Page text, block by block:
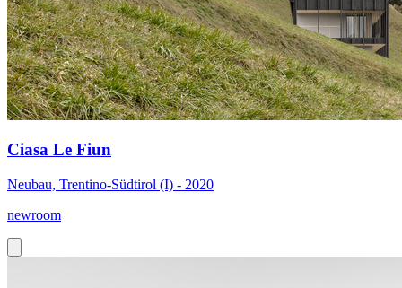
Ciasa Le Fiun
Neubau, Trentino-Südtirol (I) - 2020
newroom